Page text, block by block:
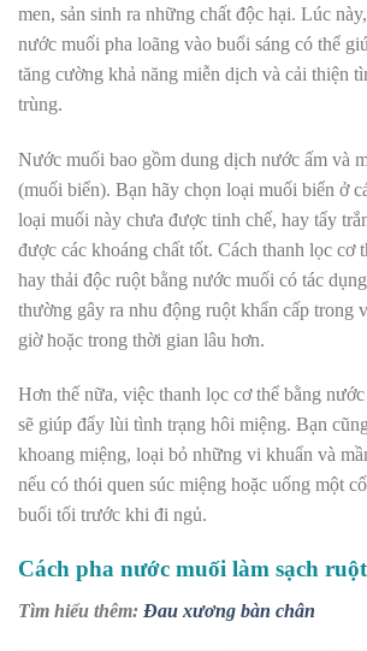
men, sản sinh ra những chất độc hại. Lúc
nước muối pha loãng vào buổi sáng có thể
tăng cường khả năng miễn dịch và cải thiện
trùng.
Nước muối bao gồm dung dịch nước ấm và
(muối biển). Bạn hãy chọn loại muối biển ở
loại muối này chưa được tinh chế, hay tẩy
được các khoáng chất tốt. Cách thanh lọc cơ
hay thải độc ruột bằng nước muối có tác
thường gây ra nhu động ruột khẩn cấp trong
giờ hoặc trong thời gian lâu hơn.
Hơn thế nữa, việc thanh lọc cơ thể bằng
sẽ giúp đẩy lùi tình trạng hôi miệng. Bạn
khoang miệng, loại bỏ những vi khuẩn và
nếu có thói quen súc miệng hoặc uống một
buổi tối trước khi đi ngủ.
Cách pha nước muối làm sạch ruột
Tìm hiểu thêm: Đau xương bàn chân